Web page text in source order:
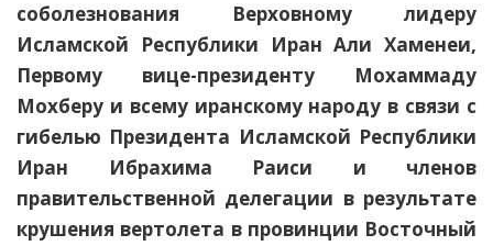
соболезнования Верховному лидеру
Исламской Республики Иран Али Хаменеи,
Первому вице-президенту Мохаммаду
Мохберу и всему иранскому народу в связи с
гибелью Президента Исламской Республики
Иран Ибрахима Раиси и членов
правительственной делегации в результате
крушения вертолета в провинции Восточный